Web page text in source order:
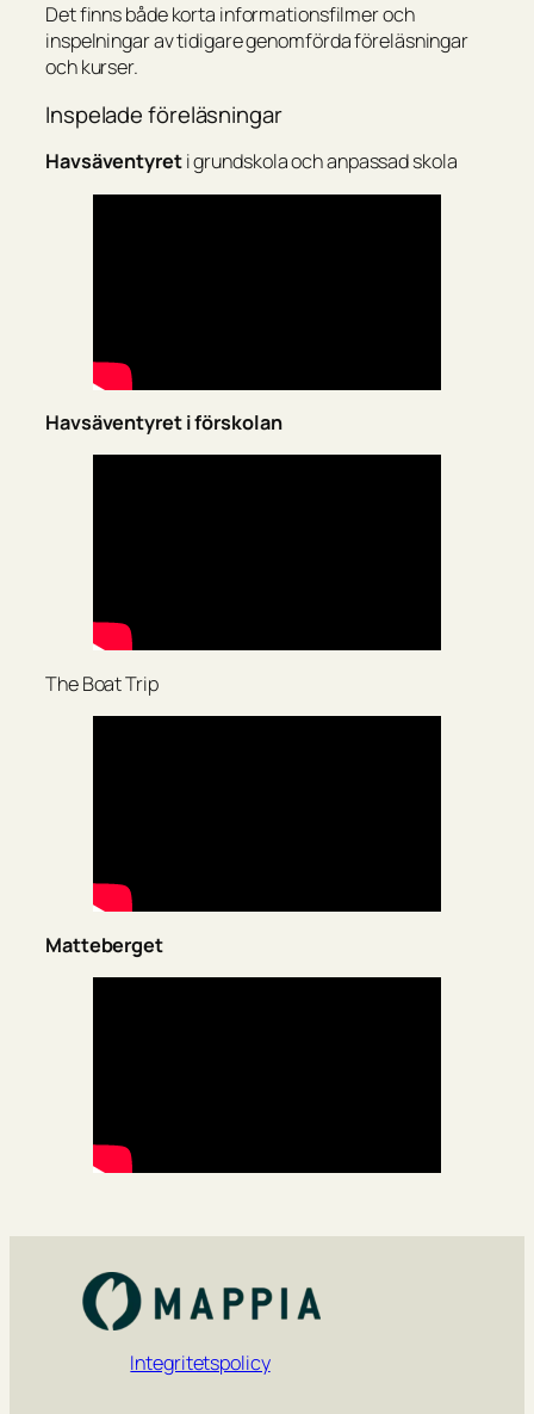
Det finns både korta informationsfilmer och
inspelningar av tidigare genomförda föreläsningar
och kurser.
Inspelade föreläsningar
Havsäventyreti grundskola och anpassad skola
Havsäventyret i förskolan
The Boat Trip
Matteberget
Integritetspolicy